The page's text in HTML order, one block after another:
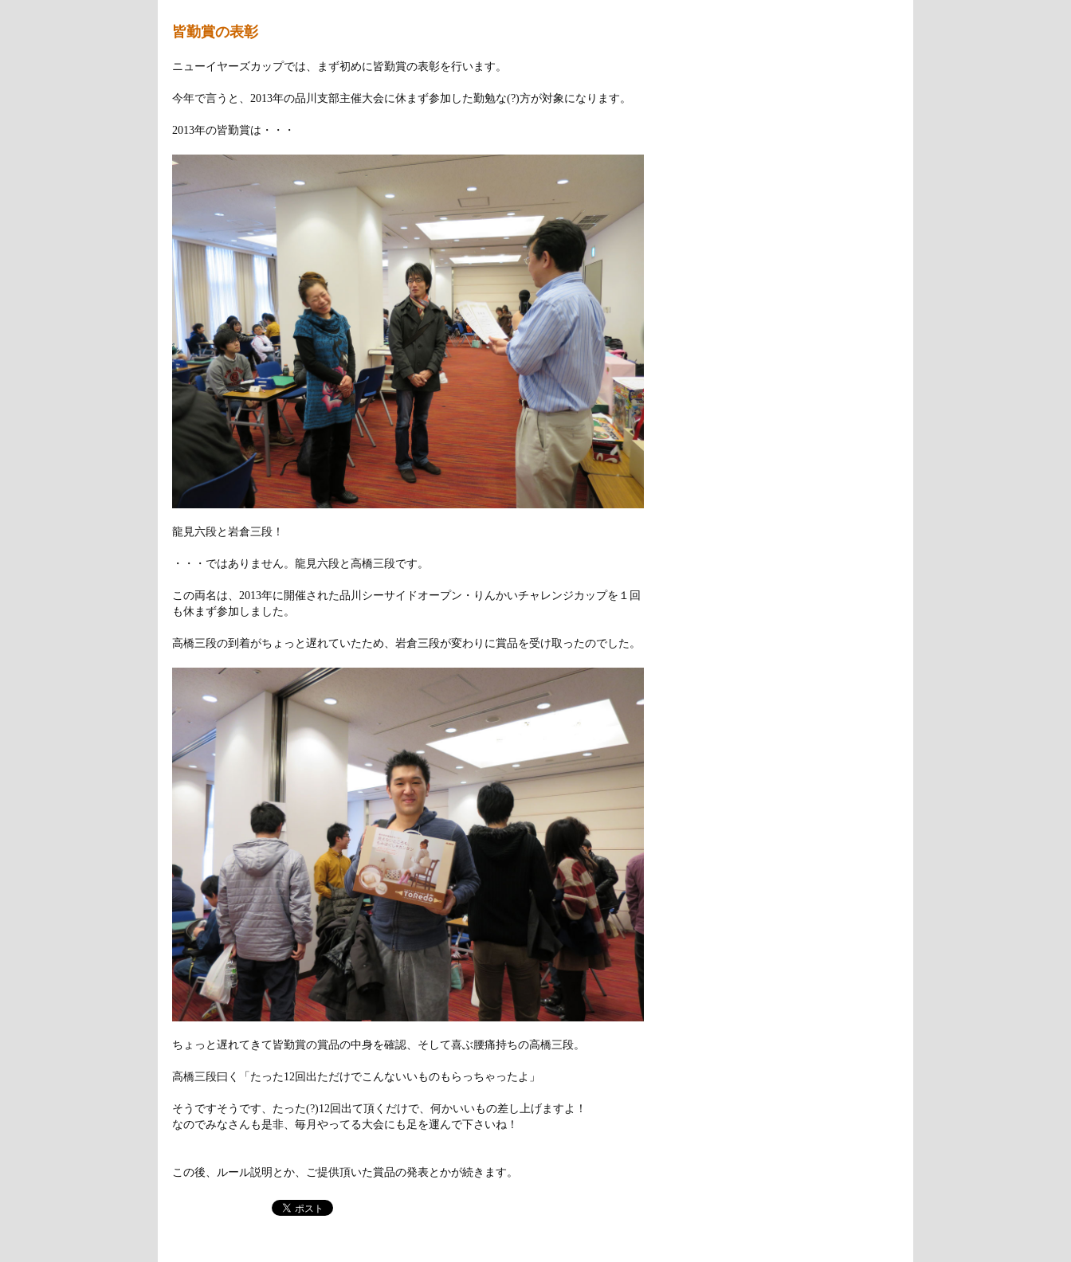
皆勤賞の表彰
ニューイヤーズカップでは、まず初めに皆勤賞の表彰を行います。
今年で言うと、2013年の品川支部主催大会に休まず参加した勤勉な(?)方が対象になります。
2013年の皆勤賞は・・・
龍見六段と岩倉三段！
・・・ではありません。龍見六段と高橋三段です。
この両名は、2013年に開催された品川シーサイドオープン・りんかいチャレンジカップを１回
も休まず参加しました。
高橋三段の到着がちょっと遅れていたため、岩倉三段が変わりに賞品を受け取ったのでした。
ちょっと遅れてきて皆勤賞の賞品の中身を確認、そして喜ぶ腰痛持ちの高橋三段。
高橋三段曰く「たった12回出ただけでこんないいものもらっちゃったよ」
そうですそうです、たった(?)12回出て頂くだけで、何かいいもの差し上げますよ！
なのでみなさんも是非、毎月やってる大会にも足を運んで下さいね！
この後、ルール説明とか、ご提供頂いた賞品の発表とかが続きます。